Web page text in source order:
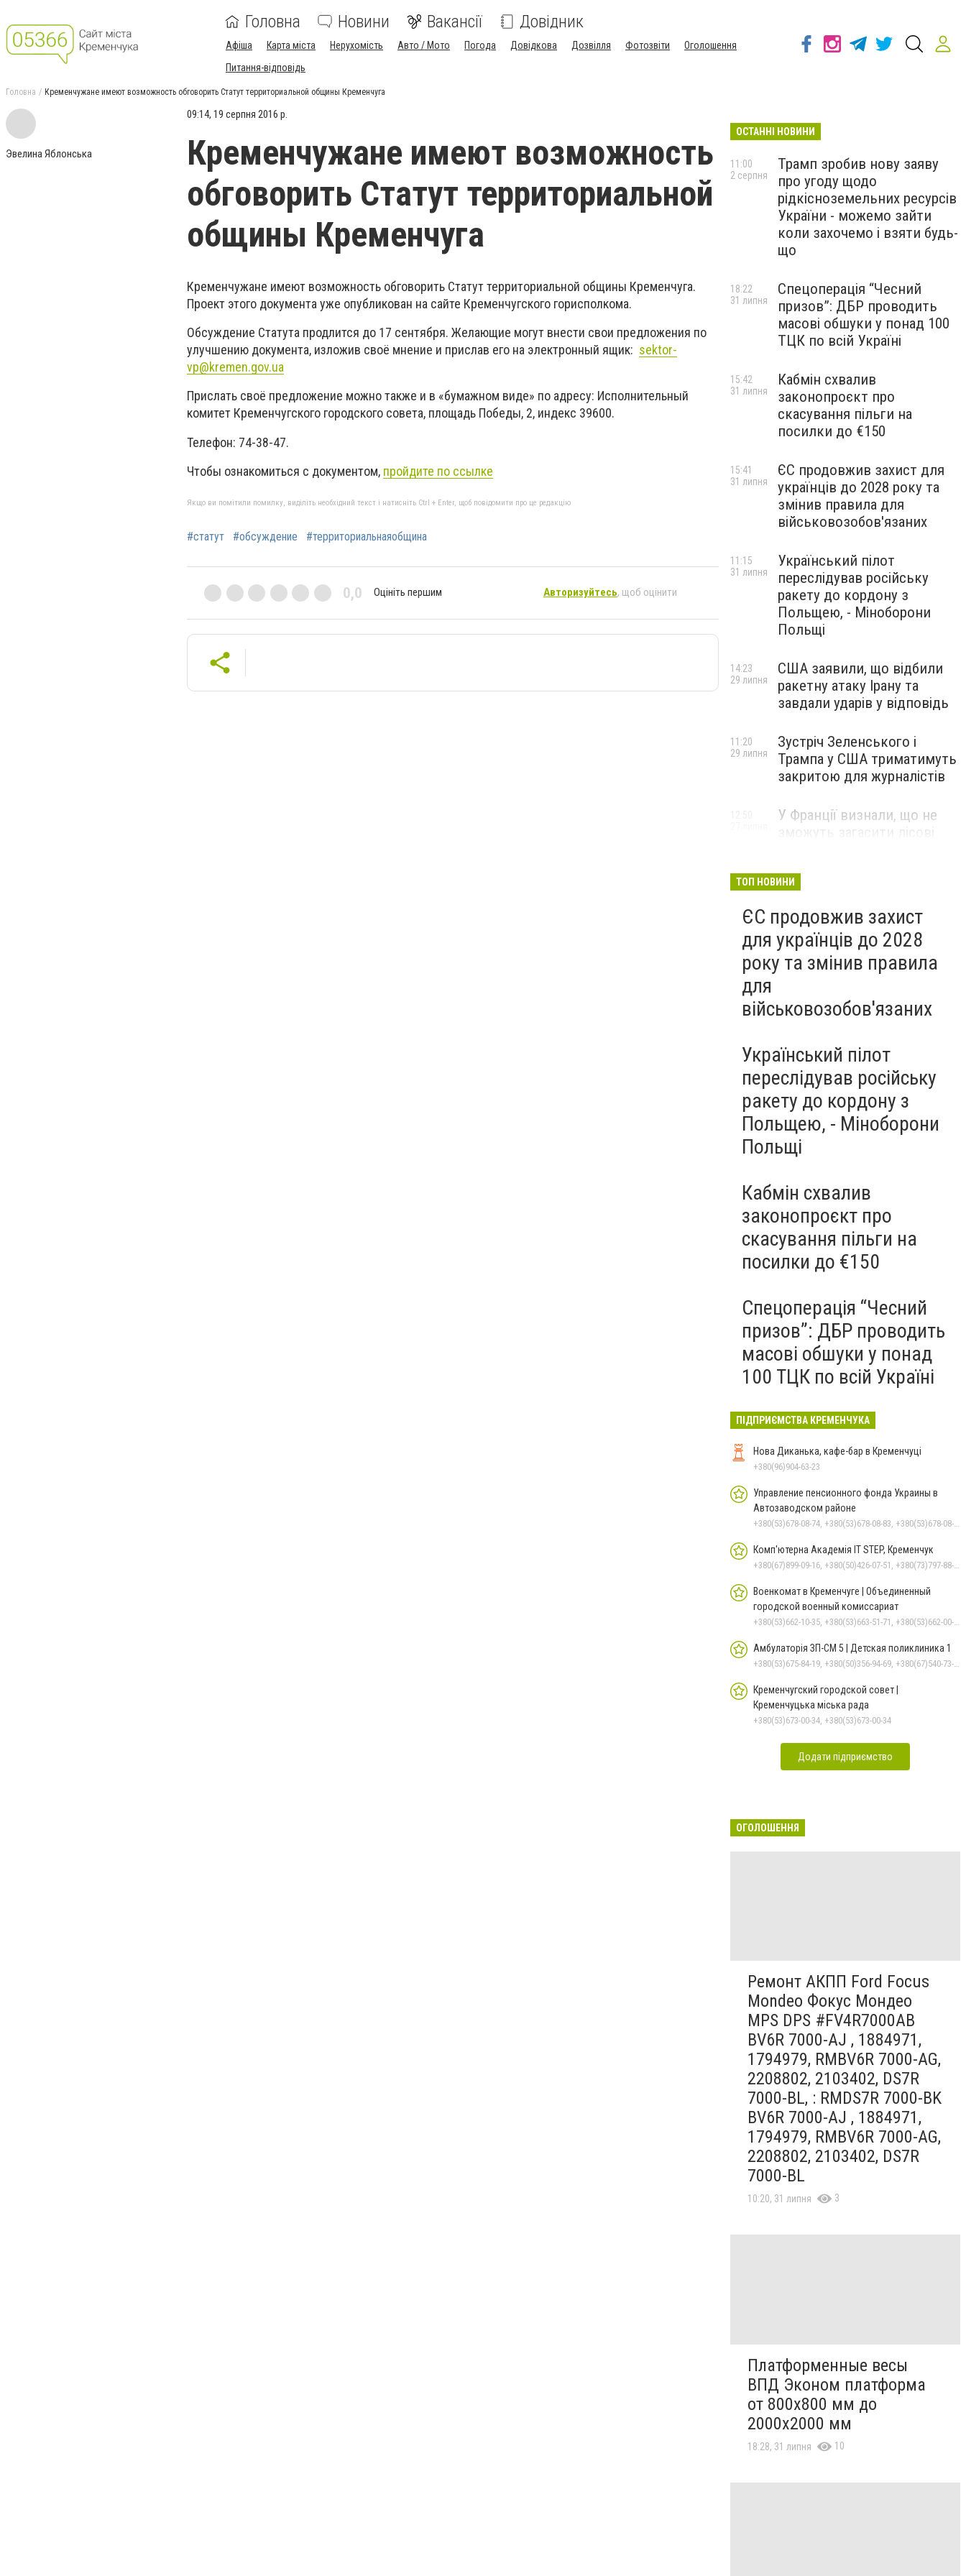
Головна Новини Вакансії Довідник
Афіша Карта міста Нерухомість Авто / Мото Погода Довідкова Дозвілля Фотозвіти
Оголошення
Питання-відповідь
Головна Кременчужане имеют возможность обговорить Статут территориальной общины Кременчуга
Эвелина Яблонська
09:14, 19 серпня 2016 р.
Кременчужане имеют возможность
обговорить Статут территориальной
общины Кременчуга
Кременчужане имеют возможность обговорить Статут территориальной общины Кременчуга.
Проект этого документа уже опубликован на сайте Кременчугского горисполкома.
Обсуждение Статута продлится до 17 сентября. Желающие могут внести свои предложения по
улучшению документа, изложив своё мнение и прислав его на электронный ящик: sektor-
vp@kremen.gov.ua
Прислать своё предложение можно также и в «бумажном виде» по адресу: Исполнительный
комитет Кременчугского городского совета, площадь Победы, 2, индекс 39600.
Телефон: 74-38-47.
Чтобы ознакомиться с документом, пройдите по ссылке
Якщо ви помітили помилку, виділіть необхідний текст і натисніть Ctrl + Enter, щоб повідомити про це редакцію
#статут #обсуждение #территориальнаяобщина
0,0 Оцініть першим Авторизуйтесь, щоб оцінити
ОСТАННІ НОВИНИ
Трамп зробив нову заяву
про угоду щодо
рідкісноземельних ресурсів
України - можемо зайти
коли захочемо і взяти будь-
що
11:00
2 серпня
Спецоперація “Чесний
призов”: ДБР проводить
масові обшуки у понад 100
ТЦК по всій Україні
18:22
31 липня
Кабмін схвалив
законопроєкт про
скасування пільги на
посилки до €150
15:42
31 липня
ЄС продовжив захист для
українців до 2028 року та
змінив правила для
військовозобов'язаних
15:41
31 липня
Український пілот
переслідував російську
ракету до кордону з
Польщею, - Міноборони
Польщі
11:15
31 липня
США заявили, що відбили
ракетну атаку Ірану та
завдали ударів у відповідь
14:23
29 липня
Зустріч Зеленського і
Трампа у США триматимуть
закритою для журналістів
11:20
29 липня
У Франції визнали, що не
ТОП НОВИНИ
ЄС продовжив захист
для українців до 2028
року та змінив правила
для
військовозобов'язаних
Український пілот
переслідував російську
ракету до кордону з
Польщею, - Міноборони
Польщі
Кабмін схвалив
законопроєкт про
скасування пільги на
посилки до €150
Спецоперація “Чесний
призов”: ДБР проводить
масові обшуки у понад
100 ТЦК по всій Україні
ПІДПРИЄМСТВА КРЕМЕНЧУКА
Нова Диканька, кафе-бар в Кременчуці
+380(96)904-63-23
Управление пенсионного фонда Украины в
Автозаводском районе
+380(53)678-08-74, +380(53)678-08-83, +380(53)678-08-41, +380(53)678-08-86, +380(53)678-09-05
Комп'ютерна Академія IT STEP, Кременчук
+380(67)899-09-16, +380(50)426-07-51, +380(73)797-88-17
Военкомат в Кременчуге | Объединенный
городской военный комиссариат
+380(53)662-10-35, +380(53)663-51-71, +380(53)662-00-54
Амбулаторія ЗП-СМ 5 | Детская поликлиника 1
+380(53)675-84-19, +380(50)356-94-69, +380(67)540-73-87
Кременчугский городской совет |
Кременчуцька міська рада
+380(53)673-00-34, +380(53)673-00-34
Додати підприємство
ОГОЛОШЕННЯ
Ремонт АКПП Ford Focus
Mondeo Фокус Мондео
MPS DPS #FV4R7000AB
BV6R 7000-AJ , 1884971,
1794979, RMBV6R 7000-AG,
2208802, 2103402, DS7R
7000-BL, : RMDS7R 7000-BK
BV6R 7000-AJ , 1884971,
1794979, RMBV6R 7000-AG,
2208802, 2103402, DS7R
7000-BL
10:20, 31 липня 3
Платформенные весы
ВПД Эконом платформа
от 800х800 мм до
2000х2000 мм
18:28, 31 липня 10